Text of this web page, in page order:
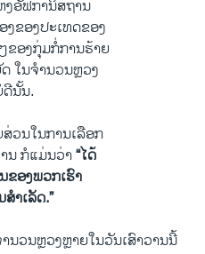
ງ​ອັຟກາ​ນິສຖານ
ຂອງ​ປະ​ເທດຂອງ
ຂອງ​ກຸ່​ມກໍ່​ການ​ຮ້າຍ​
ໃນ​ຈຳນວນ​ຫຼວງ
ນັ້ນ.
ວນ​ໃນ​ການເລືອກ
ນ ກໍ​ແມ່ນ​ວ່າ“​ໄດ້
ຂອງ​ພວກ​ເຮົາ
ຳ​ເລັດ​.”
ນວນ​ຫຼວງ​ຫຼາຍໃນ​ວັນ​ເສົາ​ວານ​ນີ້